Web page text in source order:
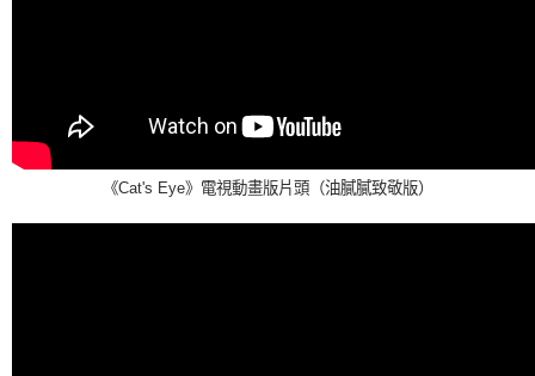
《Cat's Eye》電視動畫版片頭（油膩膩致敬版）